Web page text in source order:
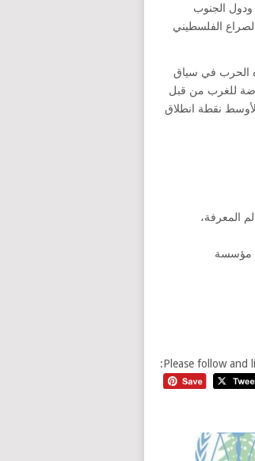
الجنوب
الفلسطيني
الحرب في سياق
للغرب من قبل
نقطة انطلاق
المعرفة،
مؤسسة
Please follow and